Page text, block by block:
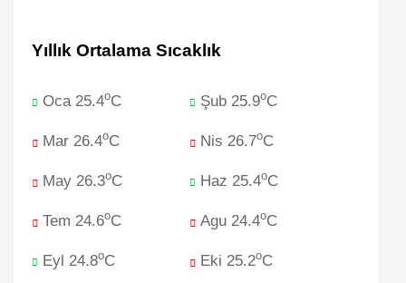
Yıllık Ortalama Sıcaklık
Oca 25.4oC Şub 25.9oC
Mar 26.4oC Nis 26.7oC
May 26.3oC Haz 25.4oC
Tem 24.6oC Agu 24.4oC
Eyl 24.8oC Eki 25.2oC